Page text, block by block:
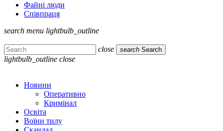
Файні люди
Співпраця
search menu lightbulb_outline
close search Search
lightbulb_outline close
Новини
Оперативно
Кримінал
Освіта
Воїни тилу